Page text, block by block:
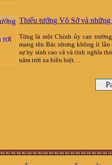
Thiếu tướng Võ Sở và
Từng là một Chính ủy can
mang tên Bác nhưng không ít
sự hy sinh cao cả và tình nghĩa
năm trời xa biền biệt…